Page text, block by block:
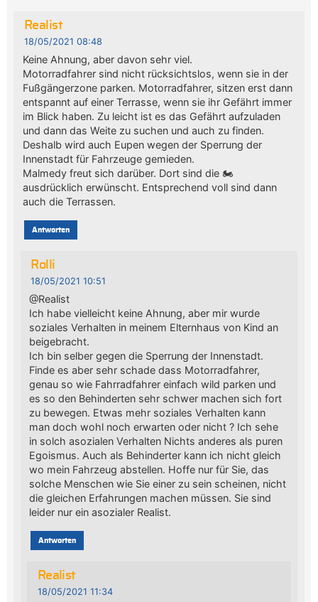
Realist
18/05/2021 08:48
Keine Ahnung, aber davon sehr viel.
Motorradfahrer sind nicht rücksichtslos, wenn sie in der
Fußgängerzone parken. Motorradfahrer, sitzen erst dann
entspannt auf einer Terrasse, wenn sie ihr Gefährt immer
im Blick haben. Zu leicht ist es das Gefährt aufzuladen
und dann das Weite zu suchen und auch zu finden.
Deshalb wird auch Eupen wegen der Sperrung der
Innenstadt für Fahrzeuge gemieden.
Malmedy freut sich darüber. Dort sind die 🏍
ausdrücklich erwünscht. Entsprechend voll sind dann
auch die Terrassen.
Antworten
Rolli
18/05/2021 10:51
@Realist
Ich habe vielleicht keine Ahnung, aber mir wurde
soziales Verhalten in meinem Elternhaus von Kind an
beigebracht.
Ich bin selber gegen die Sperrung der Innenstadt.
Finde es aber sehr schade dass Motorradfahrer,
genau so wie Fahrradfahrer einfach wild parken und
es so den Behinderten sehr schwer machen sich fort
zu bewegen. Etwas mehr soziales Verhalten kann
man doch wohl noch erwarten oder nicht ? Ich sehe
in solch asozialen Verhalten Nichts anderes als puren
Egoismus. Auch als Behinderter kann ich nicht gleich
wo mein Fahrzeug abstellen. Hoffe nur für Sie, das
solche Menschen wie Sie einer zu sein scheinen, nicht
die gleichen Erfahrungen machen müssen. Sie sind
leider nur ein asozialer Realist.
Antworten
Realist
18/05/2021 11:34